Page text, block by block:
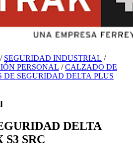
/ SEGURIDAD INDUSTRIAL /
PERSONAL /CALZADO DE
DE SEGURIDAD DELTA PLUS
DELTA
SRC